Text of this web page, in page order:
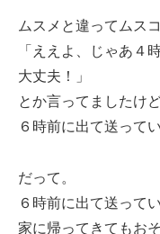
ムスメと違ってムス
「ええよ、じゃあ４
大丈夫！」
とか言ってましたけ
６時前に出て送って
だって。
６時前に出て送って
家に帰ってきてもお